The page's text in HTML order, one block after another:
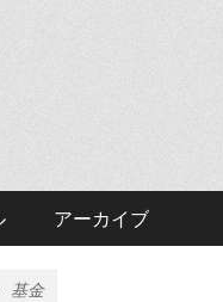
アーカイブ
基金